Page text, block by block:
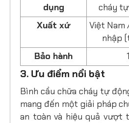
dụng
cháy
Xuất xứ
Việt Nam
nhập
Bảo hành
3. Ưu điểm nổi bật
Bình cầu chữa cháy tự
mang đến một giải pháp
an toàn và hiệu quả vượt